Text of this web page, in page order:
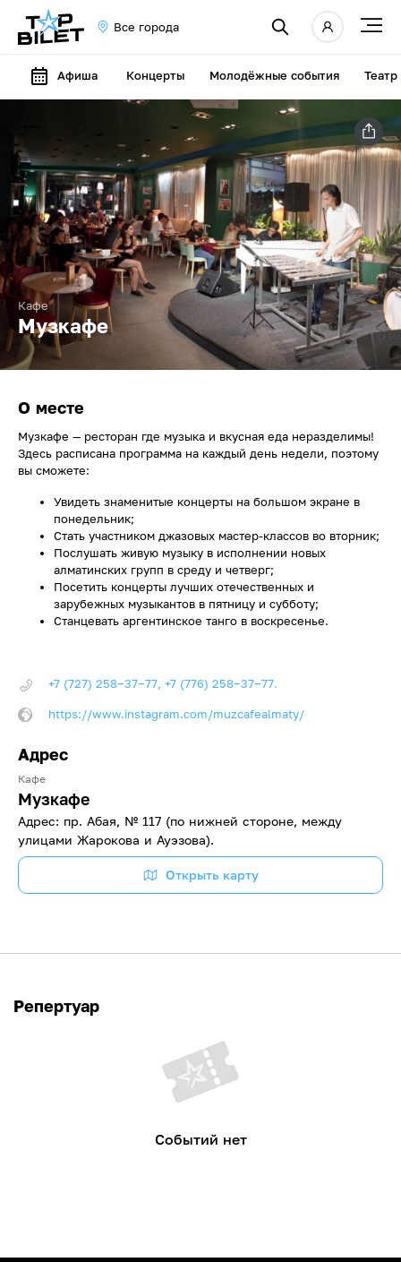
Все города
Афиша Концерты Молодёжные события Театр
Кафе
Музкафе
О месте
Музкафе — ресторан где музыка и вкусная еда неразделимы!
Здесь расписана программа на каждый день недели, поэтому
вы сможете:
Увидеть знаменитые концерты на большом экране в
понедельник;
Стать участником джазовых мастер-классов во вторник;
Послушать живую музыку в исполнении новых
алматинских групп в среду и четверг;
Посетить концерты лучших отечественных и
зарубежных музыкантов в пятницу и субботу;
Станцевать аргентинское танго в воскресенье.
+7 (727) 258‒37‒77, +7 (776) 258‒37‒77.
https://www.instagram.com/muzcafealmaty/
Адрес
Кафе
Музкафе
Адрес: пр. Абая, № 117 (по нижней стороне, между
улицами Жарокова и Ауэзова).
Открыть карту
Репертуар
Событий нет